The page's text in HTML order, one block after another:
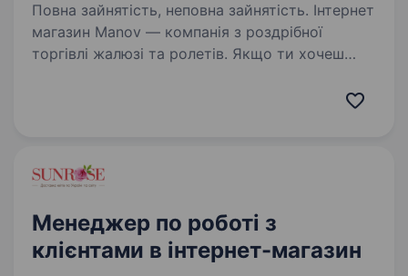
Повна зайнятість, неповна зайнятість. Інтернет
магазин Manov — компанія з роздрібної
торгівлі жалюзі та ролетів. Якщо ти хочеш
Менеджер по роботі з
клієнтами в інтернет-магазин